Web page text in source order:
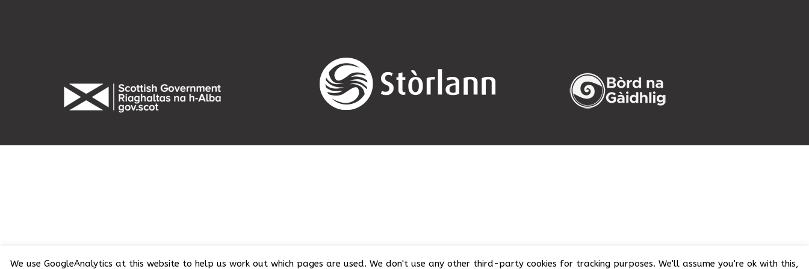
We use GoogleAnalytics at this website to help us work out which pages are used. We don't use any other third-party cookies for tracking purposes. We'll assume you're ok with this,